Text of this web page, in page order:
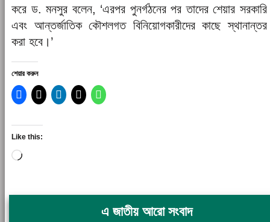
করে ড. মনসুর বলেন, ‘এরপর পুনর্গঠনের পর তাদের শেয়ার সরকারি
এবং আন্তর্জাতিক কৌশলগত বিনিয়োগকারীদের কাছে স্থানান্তর
করা হবে।’
শেয়ার করুন
Like this:
Loading…
এ জাতীয় আরো সংবাদ